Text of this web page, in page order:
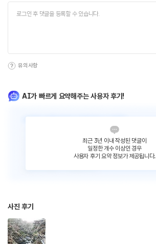
유의사항
AI가 빠르게 요약해주는 사용자 후기!
최근 3년 이내 작성된 댓글이
일정한 개수 이상인 경우
사용자 후기 요약 정보가 제공됩니다.
사진 후기